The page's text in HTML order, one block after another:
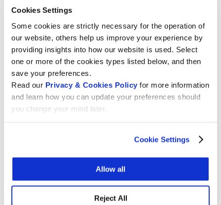
Cookies Settings
Some cookies are strictly necessary for the operation of
our website, others help us improve your experience by
providing insights into how our website is used. Select
one or more of the cookies types listed below, and then
save your preferences.
Read our Privacy & Cookies Policy for more information
and learn how you can update your preferences should
you change your mind later.
Cookie Settings
Allow all
Reject All
Heike Bazak muss da nicht lange überlegen:
„Telefonbücher lassen viele
gesellschaftsrelevante Rückschlüsse auf das
Selbstverständnis der jeweiligen Zeit ablesen. Sie
dokumentieren auf ihre Art Beziehungen
zwischen den Menschen und deren
Kommunikation.“ Diese Aspekte reichen von der
Wirtschaftsentwicklung bis hin zu romantischen
Liebesgeschichten. Ablesbar ist beispielsweise das
Bern, Zürich und St. Gallen. „Das ist auch die
Geschichte einer Innovationsleistung“, sagt Heike
Bazak.
Vorläufer der der virtuellen